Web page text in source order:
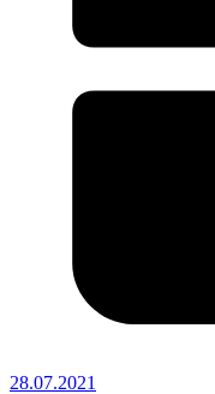
28.07.2021